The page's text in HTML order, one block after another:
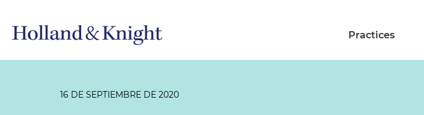
Practices
16 DE SEPTIEMBRE DE 2020